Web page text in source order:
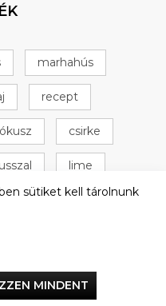
marhahús
recept
csirke
lime
együtt
sütiket kell tárolnunk
MINDENT